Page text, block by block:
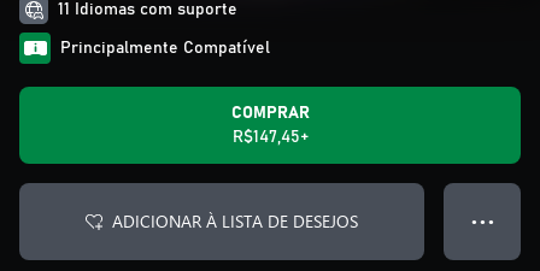
11 Idiomas com suporte
Principalmente Compatível
COMPRAR
R$147,45+
ADICIONAR À LISTA DE DESEJOS ● ● ●